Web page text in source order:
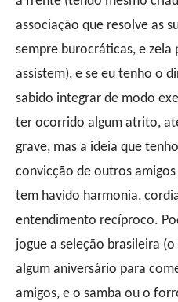
associação que resolve as
sempre burocráticas, e zela
assistem), e se eu tenho o
sabido integrar de modo
ter ocorrido algum atrito,
grave, mas a ideia que
convicção de outros
tem havido harmonia,
entendimento recíproco.
jogue a seleção brasileira (o
algum aniversário para
amigos, e o samba ou o